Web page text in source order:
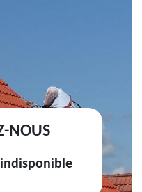
NOUS
indisponible